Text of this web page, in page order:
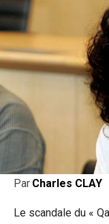
Par Charles CLAY
Le scandale du «